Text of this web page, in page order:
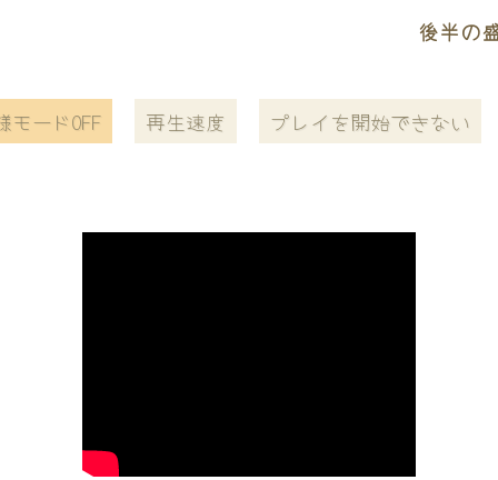
後半の
モードOFF 再生速度 プレイを開始できない